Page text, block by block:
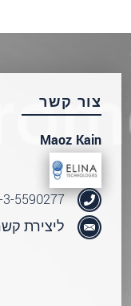
צור קשר
Maoz Kain
5590277+
ליצירת